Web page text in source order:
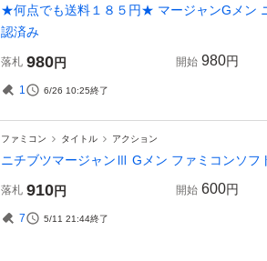
★何点でも送料１８５円★ マージャンGメン
認済み
落札 980円 開始 980円
1 6/26 10:25終了
ファミコン タイトル アクション
ニチブツマージャンⅢ Gメン ファミコンソフ
落札 910円 開始 600円
7 5/11 21:44終了